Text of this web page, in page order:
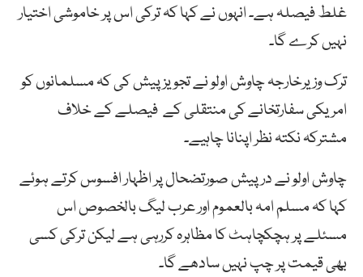
غلط فیصلہ ہے۔ انہوں نے کہا کہ ترکی اس پر خاموشی اختیار
نہیں کرے گا۔
ترک وزیرخارجہ چاوش اولو نے تجویز پیش کی کہ مسلمانوں کو
امریکی سفارتخانے کی منتقلی کے فیصلے کے خلاف
مشترکہ نکتہ نظر اپنانا چاہیے۔
چاوش اولو نے درپیش صورتضحال پر اظہار افسوس کرتے ہوئے
کہا کہ مسلم امہ بالعموم اور عرب لیگ بالخصوص اس
مسئلے پر ہچکچاہٹ کا مظاہرہ کررہی ہے لیکن ترکی کسی
بھی قیمت پر چپ نہیں سادھے گا۔